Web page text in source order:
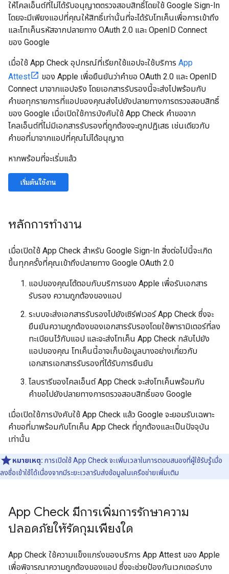
ให้ไคลเอ็นต์ที่ไม่ได้รับอนุญาตตรวจสอบสิทธิ์โดยใช้ Google Sign-In
โดยจะมีเพียงแอปที่คุณให้สิทธิ์เท่านั้นที่จะได้รับโทเค็นเพื่อการเข้าถึง
และโทเค็นรหัสจากปลายทาง OAuth 2.0 และ OpenID Connect
ของ Google
เมื่อใช้ App Check อุปกรณ์ที่เรียกใช้แอปจะใช้บริการ App
Attest
ของ Apple เพื่อยืนยันว่าคำขอ OAuth 2.0 และ OpenID
Connect มาจากแอปจริง โดยเอกสารรับรองนี้จะส่งไปพร้อมกับ
คำขอทุกรายการที่แอปของคุณส่งไปยังปลายทางการตรวจสอบสิทธิ์
ของ Google เมื่อเปิดใช้การบังคับใช้ App Check คำขอจาก
ไคลเอ็นต์ที่ไม่มีเอกสารรับรองที่ถูกต้องจะถูกปฏิเสธ เช่นเดียวกับ
คำขอที่มาจากแอปที่คุณไม่ได้อนุญาต
หากพร้อมที่จะเริ่มแล้ว
เริ่มต้นใช้งาน
หลักการทำงาน
เมื่อเปิดใช้ App Check สำหรับ Google Sign-In สิ่งต่อไปนี้จะเกิด
ขึ้นทุกครั้งที่คุณเข้าถึงปลายทาง Google OAuth 2.0
แอปของคุณโต้ตอบกับบริการของ Apple เพื่อรับเอกสาร
รับรอง ความถูกต้องของแอป
ระบบจะส่งเอกสารรับรองไปยังเซิร์ฟเวอร์ App Check ซึ่งจะ
ยืนยันความถูกต้องของเอกสารรับรองโดยใช้พารามิเตอร์ที่ลง
ทะเบียนไว้กับแอป และจะส่งโทเค็น App Check กลับไปยัง
แอปของคุณ โทเค็นนี้อาจเก็บข้อมูลบางอย่างเกี่ยวกับ
เอกสารเอกสารรับรองที่ได้รับการยืนยัน
ไลบรารีของไคลเอ็นต์ App Check จะส่งโทเค็นพร้อมกับ
คำขอไปยังปลายทางการตรวจสอบสิทธิ์ของ Google
เมื่อเปิดใช้การบังคับใช้ App Check แล้ว Google จะยอมรับเฉพาะ
คำขอที่มาพร้อมกับโทเค็น App Check ที่ถูกต้องและเป็นปัจจุบัน
เท่านั้น
หมายเหตุ: การเปิดใช้ App Check จะเพิ่มเวลาในการตอบสนองที่ผู้ใช้รับรู้เมื่อ
ลงชื่อเข้าใช้ได้เนื่องจากมีระยะเวลารับส่งข้อมูลในเครือข่ายเพิ่มเติม
App Check มีการเพิ่มการรักษาความ
ปลอดภัยให้รัดกุมเพียงใด
App Check ใช้ความแข็งแกร่งของบริการ App Attest ของ Apple
เพื่อพิจารณาความถูกต้องของแอป ซึ่งจะช่วยป้องกันเวกเตอร์บาง